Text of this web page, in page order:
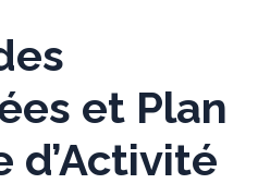
et Plan
d’Activité